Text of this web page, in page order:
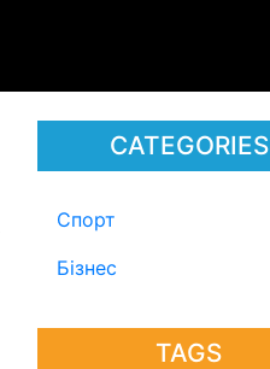
CATEGORIES
Спорт
Бізнес
TAGS